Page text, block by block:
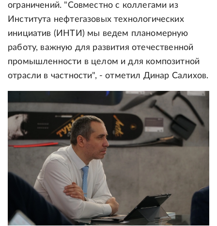
ограничений. "Совместно с коллегами из
Института нефтегазовых технологических
инициатив (ИНТИ) мы ведем планомерную
работу, важную для развития отечественной
промышленности в целом и для композитной
отрасли в частности", - отметил Динар Салихов.